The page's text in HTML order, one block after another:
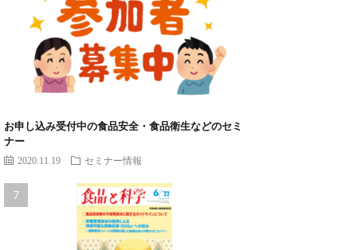
お申し込み受付中の食品安全・食品衛生などのセミ
ナー
2020.11.19 セミナー情報